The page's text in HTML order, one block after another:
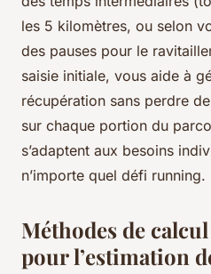
les 5 kilomètres, ou selon
des pauses pour le
saisie initiale, vous aide à
récupération sans perdre
sur chaque portion du
s’adaptent aux besoins
n’importe quel défi running.
Méthodes de
pour l’estimation